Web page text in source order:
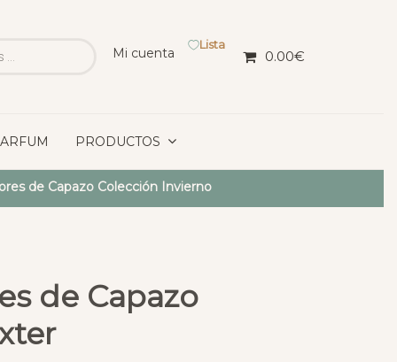
Mi cuenta
Lista
0.00€
PRODUCTOS
de Capazo Colección Invierno
de Capazo